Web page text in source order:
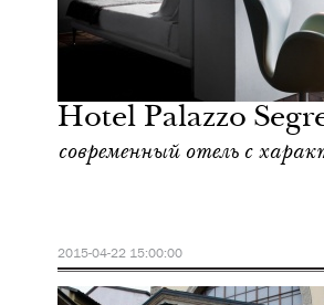
Hotel Palazzo
современный отель с
2015-04-22 15:00:00
Отели